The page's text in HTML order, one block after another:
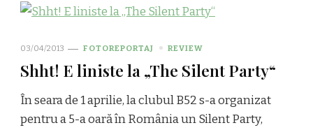
03/04/2013 FOTOREPORTAJ REVIEW
Shht! E liniste la „The Silent Party“
În seara de 1 aprilie, la clubul B52 s-a organizat
pentru a 5-a oară în România un Silent Party,